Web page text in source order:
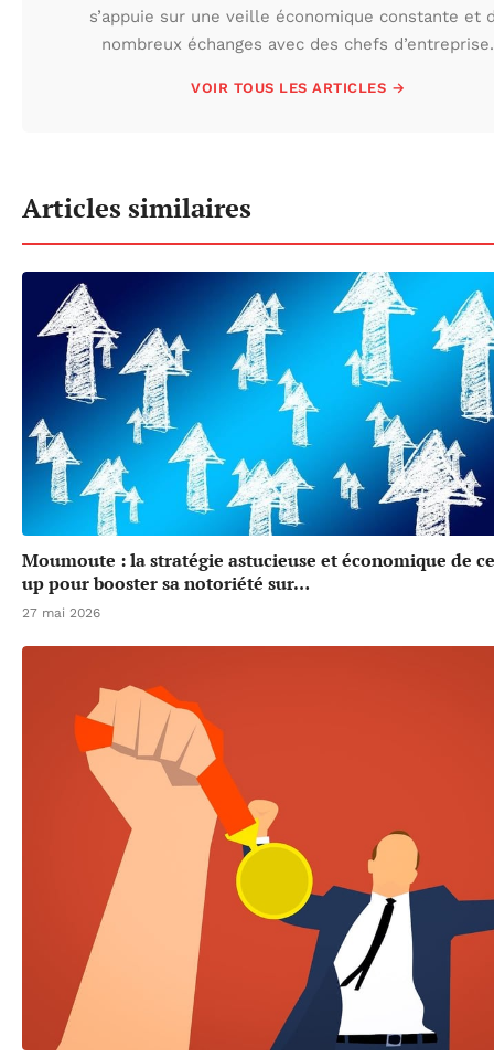
s’appuie sur une veille économique constante et
nombreux échanges avec des chefs d’entreprise.
VOIR TOUS LES ARTICLES →
Articles similaires
Moumoute : la stratégie astucieuse et économique de
up pour booster sa notoriété sur…
27 mai 2026